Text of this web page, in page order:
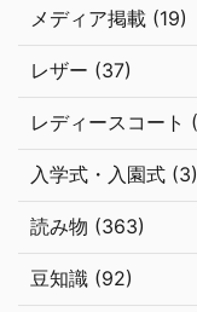
メディア掲載 (19)
レザー (37)
レディースコート
入学式・入園式 (3)
読み物 (363)
豆知識 (92)